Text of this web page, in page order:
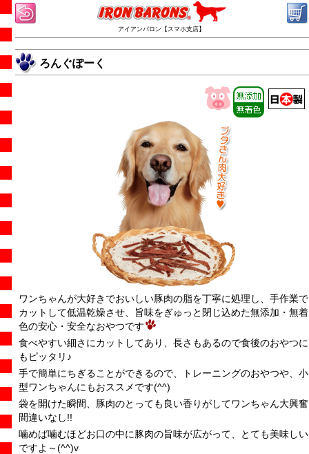
アイアンバロン【スマホ支店】
ろんぐぽーく
ワンちゃんが大好きでおいしい豚肉の脂を丁寧に処理し、手作業で
カットして低温乾燥させ、旨味をぎゅっと閉じ込めた無添加・無着
色の安心・安全なおやつです
食べやすい細さにカットしてあり、長さもあるので食後のおやつに
もピッタリ♪
手で簡単にちぎることができるので、トレーニングのおやつや、小
型ワンちゃんにもおススメです(^^)
袋を開けた瞬間、豚肉のとっても良い香りがしてワンちゃん大興奮
間違いなし!!
噛めば噛むほどお口の中に豚肉の旨味が広がって、とても美味しい
ですよ～(^^)v